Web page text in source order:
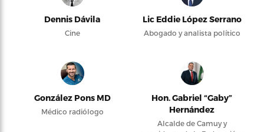
Dennis Dávila
Cine
Lic Eddie López Serrano
Abogado y analista político
González Pons MD
Médico radiólogo
Hon. Gabriel “Gaby”
Hernández
Alcalde de Camuy y